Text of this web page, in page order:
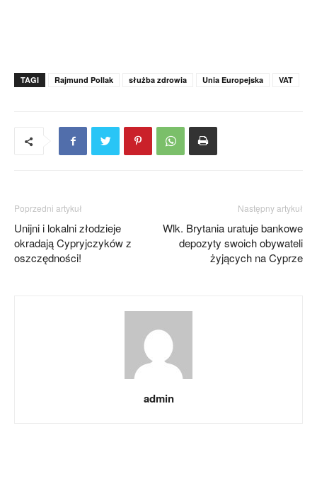
TAGI Rajmund Pollak służba zdrowia Unia Europejska VAT
Poprzedni artykuł
Unijni i lokalni złodzieje
okradają Cypryjczyków z
oszczędności!
Następny artykuł
Wlk. Brytania uratuje bankowe
depozyty swoich obywateli
żyjących na Cyprze
admin